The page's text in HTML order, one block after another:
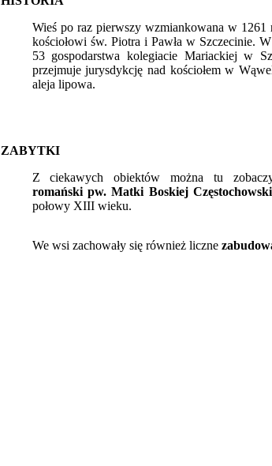
Wieś po raz pierwszy wzmiankowana w
kościołowi św. Piotra i Pawła w Szczecinie.
53 gospodarstwa kolegiacie Mariackiej w
przejmuje jurysdykcję nad kościołem w
aleja lipowa.
ZABYTKI
Z ciekawych obiektów można tu
romański pw. Matki Boskiej
połowy XIII wieku.
We wsi zachowały się również liczne